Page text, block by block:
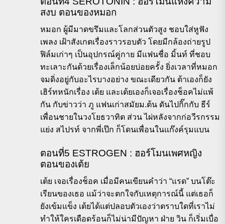
สงบ ตอนของหมอก
หมอก ผู้มีมาดขรึมและโลกส่วนตัวสูง ชอบใส่หูฟัง
เพลง เฝ้าสังเกตเรื่องราวรอบตัว โดยมีกล้องถ่ายรูป
ฟิล์มเก่าๆ เป็นอุปกรณ์คู่กาย มีแฟนชื่อ มิ้นท์ ที่ชอบ
ทะเลาะกันด้วยเรื่องเล็กน้อยบ่อยครั้ง ยิ่งเวลาที่หมอก
จมดิ่งอยู่กับอะไรบางอย่าง ขณะเดียวกัน ต้าเองก็ยัง
เฮิร์ทหนักเรื่อง เต้ย และเต้ยเองก็เจอเรื่องช็อคไม่แพ้
กัน กับข่าวว่า ภู แฟนเก่าสมัยม.ต้น ดันไปกิ๊กกับ ธีร์
เพื่อนชายในวงโยธวาทิต ส่วน ไผ่หลังจากก่อวีรกรรม
แย่ง สไปรท์ จากพี่เป๊ก ก็โดนเพื่อนในแก๊งค์รุมแบน
ตอนที่5 ESTROGEN : ฮอร์โมนเพศหญิง
ตอนของเต้ย
เต้ย เจอเรื่องช็อค เมื่อมีคนเขียนคำว่า “แรด” บนโต๊ะ
เรียนของเธอ แม้ว่าจะตกใจกับเหตุการณ์นี้ แต่เธอก็
ยังเข้มแข็ง เต้ยได้แต่ปลอบตัวเองว่าตราบใดที่เราไม่
ทำให้ใครเดือดร้อนก็ไม่น่ามีปัญหา ฝ่าย วิน ก็เริ่มเบื่อ